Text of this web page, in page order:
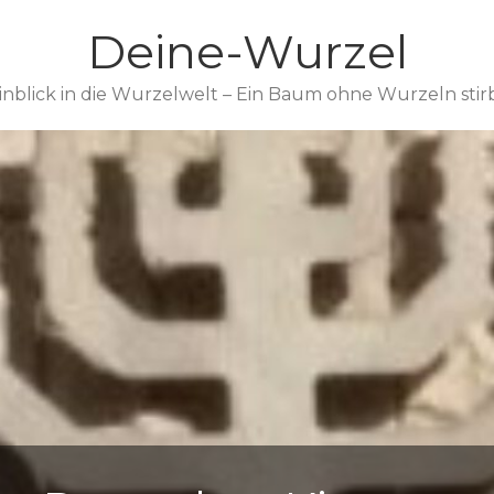
Deine-Wurzel
in die Wurzelwelt – Ein Baum ohne Wurzeln